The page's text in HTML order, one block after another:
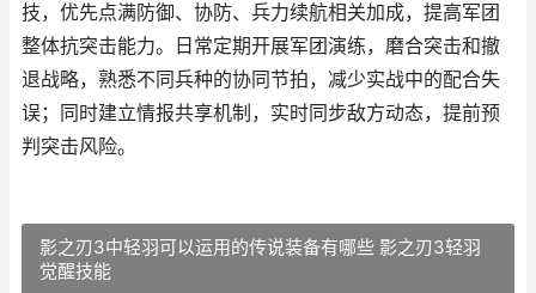
技，优先点满防御、协防、兵力续航相关加成，提高军团
整体抗突击能力。日常定期开展军团演练，磨合突击和撤
退战略，熟悉不同兵种的协同节拍，减少实战中的配合失
误；同时建立情报共享机制，实时同步敌方动态，提前预
判突击风险。
影之刃3中轻羽可以运用的传说装备有哪些 影之刃3轻羽
觉醒技能